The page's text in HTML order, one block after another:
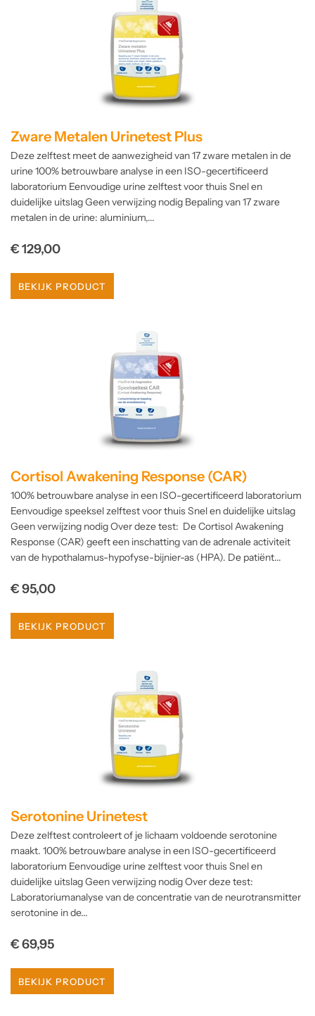
Zware Metalen Urinetest Plus
Deze zelftest meet de aanwezigheid van 17 zware metalen in de
urine 100% betrouwbare analyse in een ISO-gecertificeerd
laboratorium Eenvoudige urine zelftest voor thuis Snel en
duidelijke uitslag Geen verwijzing nodig Bepaling van 17 zware
metalen in de urine: aluminium,...
Normale
€ 129,00
BEKIJK PRODUCT
Cortisol Awakening Response (CAR)
100% betrouwbare analyse in een ISO-gecertificeerd laboratorium
Eenvoudige speeksel zelftest voor thuis Snel en duidelijke uitslag
Geen verwijzing nodig Over deze test: De Cortisol Awakening
Response (CAR) geeft een inschatting van de adrenale activiteit
van de hypothalamus-hypofyse-bijnier-as (HPA). De patiënt...
Normale
€ 95,00
BEKIJK PRODUCT
Serotonine Urinetest
Deze zelftest controleert of je lichaam voldoende serotonine
maakt. 100% betrouwbare analyse in een ISO-gecertificeerd
laboratorium Eenvoudige urine zelftest voor thuis Snel en
duidelijke uitslag Geen verwijzing nodig Over deze test:
Laboratoriumanalyse van de concentratie van de neurotransmitter
serotonine in de...
Normale
€ 69,95
BEKIJK PRODUCT